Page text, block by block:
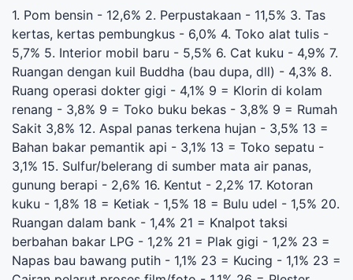
1. Pom bensin - 12,6% 2. Perpustakaan - 11,5% 3. Tas
kertas, kertas pembungkus - 6,0% 4. Toko alat tulis -
5,7% 5. Interior mobil baru - 5,5% 6. Cat kuku - 4,9% 7.
Ruangan dengan kuil Buddha (bau dupa, dll) - 4,3% 8.
Ruang operasi dokter gigi - 4,1% 9 = Klorin di kolam
renang - 3,8% 9 = Toko buku bekas - 3,8% 9 = Rumah
Sakit 3,8% 12. Aspal panas terkena hujan - 3,5% 13 =
Bahan bakar pemantik api - 3,1% 13 = Toko sepatu -
3,1% 15. Sulfur/belerang di sumber mata air panas,
gunung berapi - 2,6% 16. Kentut - 2,2% 17. Kotoran
kuku - 1,8% 18 = Ketiak - 1,5% 18 = Bulu udel - 1,5% 20.
Ruangan dalam bank - 1,4% 21 = Knalpot taksi
berbahan bakar LPG - 1,2% 21 = Plak gigi - 1,2% 23 =
Napas bau bawang putih - 1,1% 23 = Kucing - 1,1% 23 =